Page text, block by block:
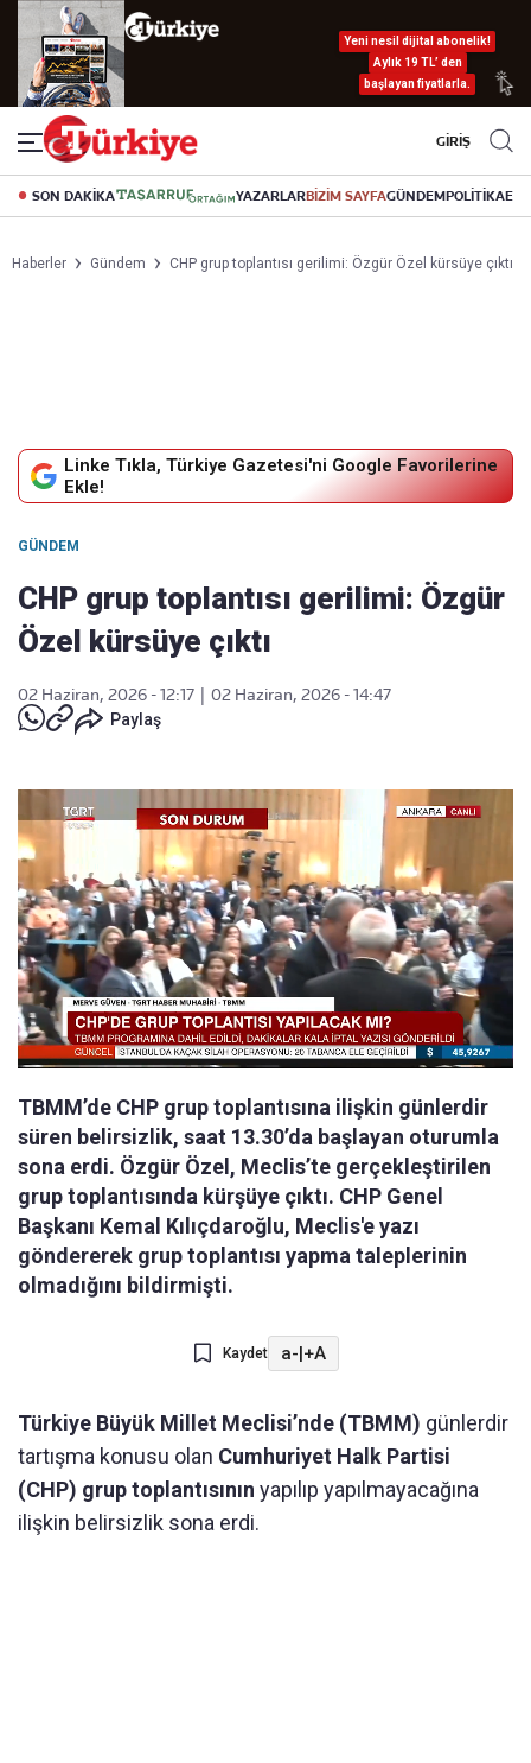
Yeni nesil dijital abonelik!
Aylık 19 TL’ den
başlayan fiyatlarla.
GİRİŞ
SON DAKİKA YAZARLARBİZİM SAYFAGÜNDEMPOLİTİKA
Haberler Gündem CHP grup toplantısı gerilimi: Özgür Özel kürsüye çıktı
Linke Tıkla, Türkiye Gazetesi'ni Google Favorilerine
Ekle!
GÜNDEM
CHP grup toplantısı gerilimi: Özgür
Özel kürsüye çıktı
02 Haziran, 2026 - 12:17
02 Haziran, 2026 - 14:47
Paylaş
TBMM’de CHP grup toplantısına ilişkin günlerdir
süren belirsizlik, saat 13.30’da başlayan oturumla
sona erdi. Özgür Özel, Meclis’te gerçekleştirilen
grup toplantısında kürşüye çıktı. CHP Genel
Başkanı Kemal Kılıçdaroğlu, Meclis'e yazı
göndererek grup toplantısı yapma taleplerinin
olmadığını bildirmişti.
Kaydet a-|+A
Türkiye Büyük Millet Meclisi’nde (TBMM) günlerdir
tartışma konusu olan Cumhuriyet Halk Partisi
(CHP) grup toplantısının yapılıp yapılmayacağına
ilişkin belirsizlik sona erdi.